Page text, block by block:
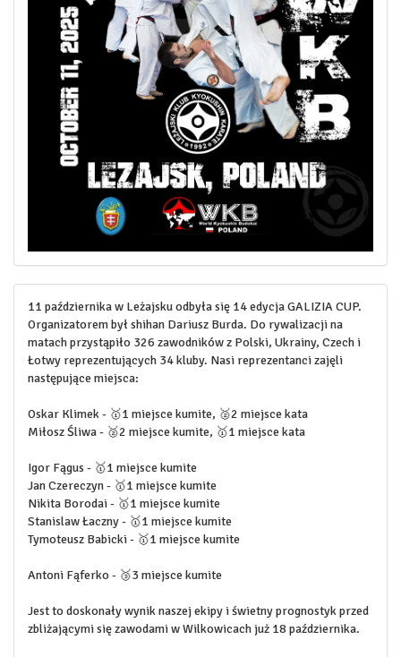
11 października w Leżajsku odbyła się 14 edycja GALIZIA CUP.
Organizatorem był shihan Dariusz Burda. Do rywalizacji na
matach przystąpiło 326 zawodników z Polski, Ukrainy, Czech i
Łotwy reprezentujących 34 kluby. Nasi reprezentanci zajęli
następujące miejsca:
Oskar Klimek - 🥇1 miejsce kumite, 🥈2 miejsce kata
Miłosz Śliwa - 🥈2 miejsce kumite, 🥇1 miejsce kata
Igor Fągus - 🥇1 miejsce kumite
Jan Czereczyn - 🥇1 miejsce kumite
Nikita Borodai - 🥇1 miejsce kumite
Stanislaw Łaczny - 🥇1 miejsce kumite
Tymoteusz Babicki - 🥇1 miejsce kumite
Antoni Fąferko - 🥉3 miejsce kumite
Jest to doskonały wynik naszej ekipy i świetny prognostyk przed
zbliżającymi się zawodami w Wilkowicach już 18 października.